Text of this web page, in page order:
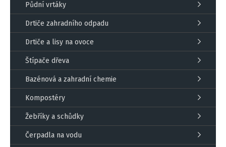
Půdní vrtáky
Drtiče zahradního odpadu
Drtiče a lisy na ovoce
Štípače dřeva
Bazénová a zahradní chemie
Kompostéry
Žebříky a schůdky
Čerpadla na vodu